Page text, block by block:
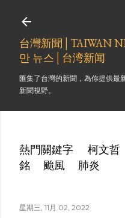
台灣新聞│TAIWAN
만 뉴스│台湾新闻
匯集了台灣的新聞，為你提供最
新聞視野。
熱門關鍵字 柯文哲
銘
颱風 肺炎
星期三, 11月 02, 2022